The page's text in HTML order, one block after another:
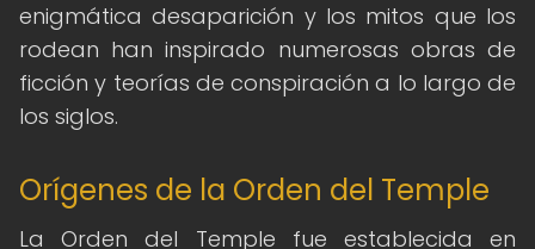
enigmática desaparición y los mitos que los
rodean han inspirado numerosas obras de
ficción y teorías de conspiración a lo largo de
los siglos.
Orígenes de la Orden del Temple
La Orden del Temple fue establecida en